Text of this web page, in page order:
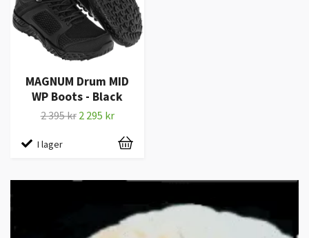
MAGNUM Drum MID
WP Boots - Black
2 395 kr 2 295 kr
I lager